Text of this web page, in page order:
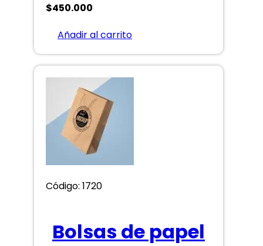
$450.000
Añadir al carrito
Código: 1720
Bolsas de papel